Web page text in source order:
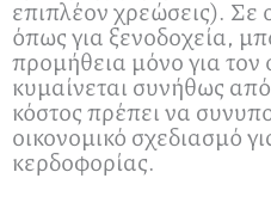
επιπλέον χρεώσεις). Σε
όπως για ξενοδοχεία,
προμήθεια μόνο για τον
κυμαίνεται συνήθως
κόστος πρέπει να
οικονομικό σχεδιασμό
κερδοφορίας.